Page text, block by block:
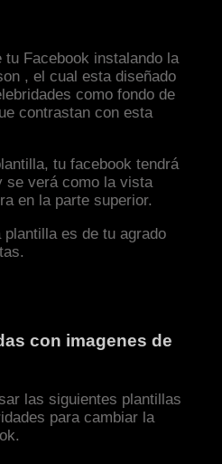
Facebook instalando la
, el cual esta diseñado
como fondo de
contrastan con esta
tu facebook tendrá
se verá como la vista
en la parte superior.
es de tu agrado
con imagenes de
las siguientes plantillas
para cambiar la